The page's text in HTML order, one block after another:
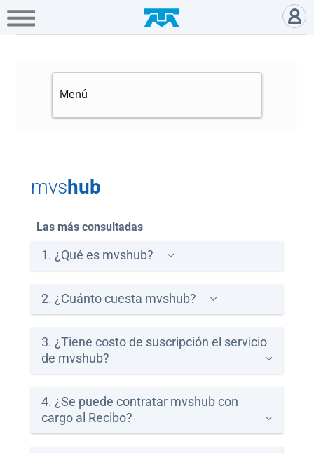
Hogar Empresa Gamers
A+
Telmex
Paga
mvshub
Las más consultadas
1. ¿Qué es mvshub?
2. ¿Cuánto cuesta mvshub?
3. ¿Tiene costo de suscripción el servicio
de mvshub?
4. ¿Se puede contratar mvshub con
cargo al Recibo?